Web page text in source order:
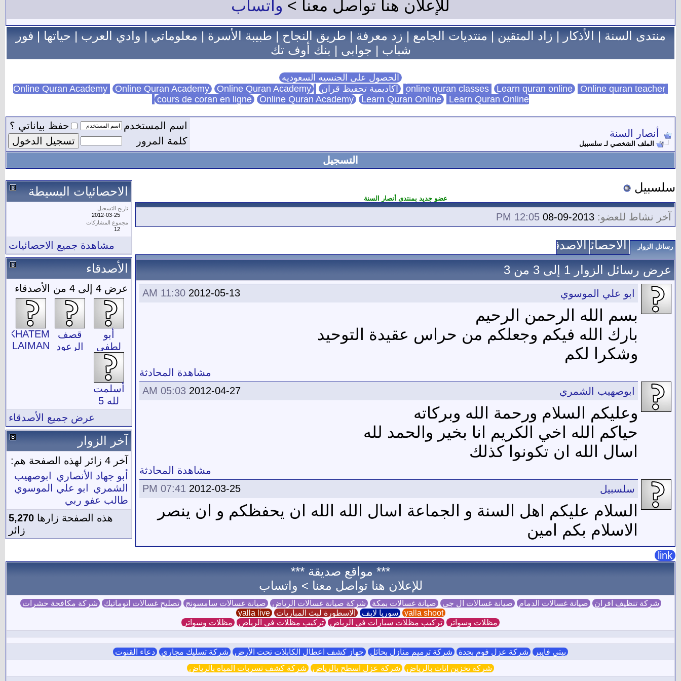
للإعلان هنا تواصل معنا > واتساب
منتدى السنة|الأذكار|زاد المتقين|منتديات الجامع|زد معرفة|طريق النجاح|طبيبة الأسرة|معلوماتي|وادي العرب|حياتها|فور
شباب | جوابى | بنك أوف تك
الحصول على الجنسيه السعوديه
Learn quran online Online quran teacher اكاديمية تحفيظ قران Online Quran Academy Online Quran Academy
cours de coran en ligne Online Quran Academy Learn Quran Online Learn Quran Online
أنصار السنة
الملف الشخصي لـ سلسبيل
اسم المستخدم
حفظ بياناتي ؟
كلمة المرور
التسجيل
سلسبيل
عضو جديد بمنتدى أنصار السنة
آخر نشاط للعضو: 12:05 PM
رسائل الزوار الاحصائياتالأصدقاء
عرض رسائل الزوار 1 إلى
3من3
2012-05-13
11:30 AM ابو علي الموسوي
بسم الله الرحمن الرحيم
بارك الله فيكم وجعلكم من حراس عقيدة التوحيد
وشكرا لكم
مشاهدة المحادثة
2012-04-27
05:03 AM ابوصهيب الشمري
وعليكم السلام ورحمة الله وبركاته
حياكم الله اخي الكريم انا بخير والحمد لله
اسال الله ان تكونوا كذلك
مشاهدة المحادثة
2012-03-25
07:41 PM سلسبيل
السلام عليكم اهل السنة و الجماعة اسال الله الله ان يحفظكم و ان ينصر
الاسلام بكم امين
الاحصائيات البسيطة
تاريخ التسجيل
2012-03-25
مجموع المشاركات
12
مشاهدة جميع الاحصائيات
الأصدقاء
عرض 4 إلى 4 من الأصدقاء
أبو
لطفي
قصف
الرعود
KHATEM
أسلمت
لله 5
عرض جميع الأصدقاء
آخر الزوار
آخر 4 زائر لهذه الصفحة هم:
أبو جهاد الأنصاري
ابوصهيب
الشمري
ابو علي الموسوي
طالب عفو ربي
هذه الصفحة زارها 5,270
زائر
link
*** مواقع صديقة ***
للإعلان هنا تواصل معنا > واتساب
شركة تنظيف افران صيانة غسالات الدمام صيانة غسالات ال جي صيانة غسالات بمكة شركة صيانة غسالات الرياض صيانة غسالات سامسونج تصليح غسالات اتوماتيك شركة مكافحة حشرات
yalla shoot
سوريا لايف الاسطورة لبث المباريات yalla live
مظلات وسواتر تركيب مظلات سيارات في الرياض تركيب مظلات في الرياض مظلات وسواتر
بيتي فايبر شركة عزل فوم بجدة شركة ترميم منازل بحائل جهاز كشف اعطال الكابلات تحت الأرض شركة تسليك مجاري دعاء القنوت
شركة تخزين اثاث بالرياض شركة عزل اسطح بالرياض شركة كشف تسربات المياه بالرياض